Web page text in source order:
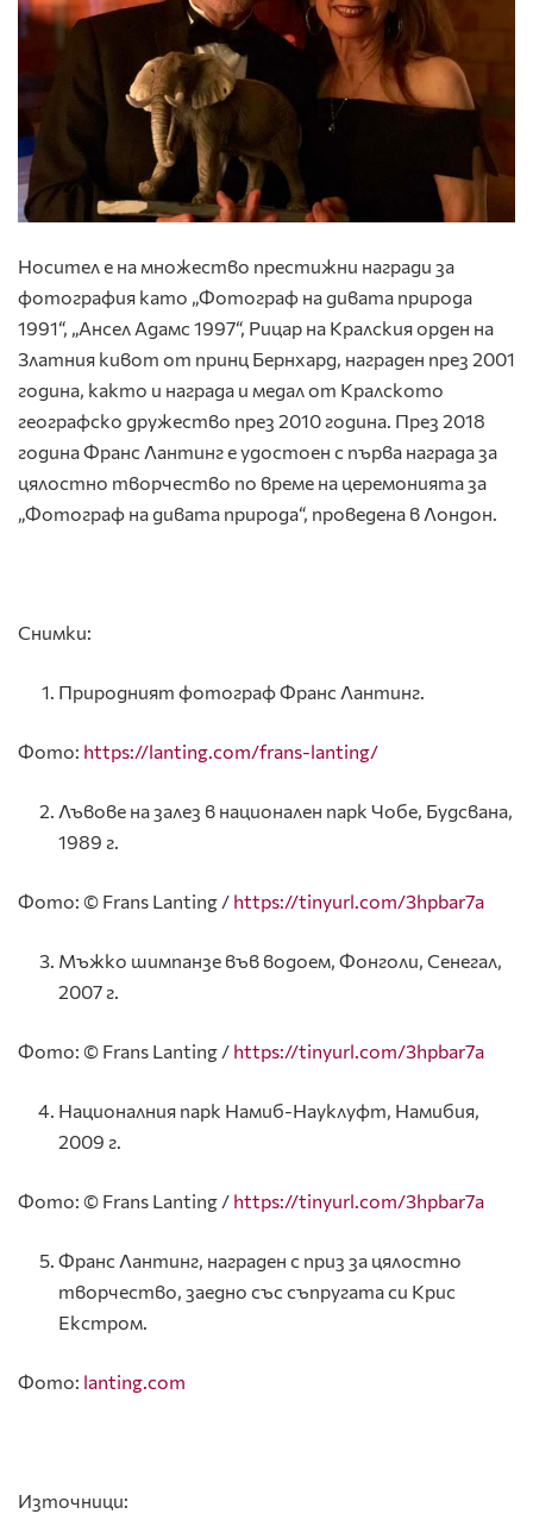
Носител е на множество престижни награди за
фотография като „Фотограф на дивата природа
1991“, „Ансел Адамс 1997“, Рицар на Кралския орден на
Златния кивот от принц Бернхард, награден през 2001
година, както и награда и медал от Кралското
географско дружество през 2010 година. През 2018
година Франс Лантинг е удостоен с първа награда за
цялостно творчество по време на церемонията за
„Фотограф на дивата природа“, проведена в Лондон.
Снимки:
Природният фотограф Франс Лантинг.
Фото: https://lanting.com/frans-lanting/
Лъвове на залез в национален парк Чобе, Будсвана,
1989 г.
Фото: © Frans Lanting / https://tinyurl.com/3hpbar7a
Мъжко шимпанзе във водоем, Фонголи, Сенегал,
2007 г.
Фото: © Frans Lanting / https://tinyurl.com/3hpbar7a
Националния парк Намиб-Науклуфт, Намибия,
2009 г.
Фото: © Frans Lanting / https://tinyurl.com/3hpbar7a
Франс Лантинг, награден с приз за цялостно
творчество, заедно със съпругата си Крис
Екстром.
Фото: lanting.com
Източници: